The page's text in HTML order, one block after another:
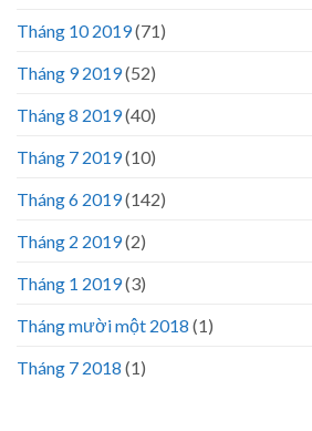
Tháng 10 2019(71)
Tháng 9 2019(52)
Tháng 8 2019(40)
Tháng 7 2019(10)
Tháng 6 2019(142)
Tháng 2 2019(2)
Tháng 1 2019(3)
Tháng mười một 2018 (1)
Tháng 7 2018 (1)